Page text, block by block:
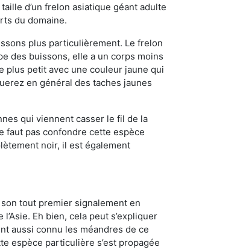
d’un frelon asiatique géant adulte
du domaine.
plus particulièrement. Le frelon
des buissons, elle a un corps moins
plus petit avec une couleur jaune qui
en général des taches jaunes
qui viennent casser le fil de la
faut pas confondre cette espèce
noir, il est également
son tout premier signalement en
Eh bien, cela peut s’expliquer
aussi connu les méandres de ce
espèce particulière s’est propagée